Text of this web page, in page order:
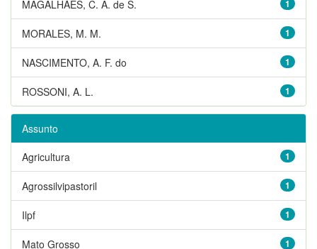
1
MAGALHÃES, C. A. de S.
1
MORALES, M. M.
1
NASCIMENTO, A. F. do
1
ROSSONI, A. L.
Assunto
1
Agricultura
1
Agrossilvipastoril
1
Ilpf
1
Mato Grosso